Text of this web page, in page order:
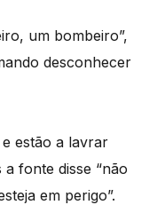
um bombeiro”,
desconhecer
estão a lavrar
fonte disse “não
em perigo”.